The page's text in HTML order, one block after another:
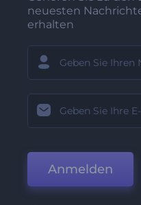
neuesten
erhalten
Anmelden